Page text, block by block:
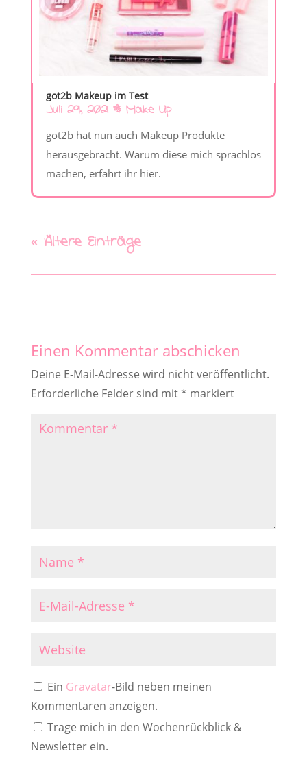
got2b Makeup im Test
Juli 29, 2021| Make Up
got2b hat nun auch Makeup Produkte
herausgebracht. Warum diese mich sprachlos
machen, erfahrt ihr hier.
« Ältere Einträge
Einen Kommentar abschicken
Deine E-Mail-Adresse wird nicht veröffentlicht.
Erforderliche Felder sind mit* markiert
Ein Gravatar-Bild neben meinen
Kommentaren anzeigen.
Trage mich in den Wochenrückblick &
Newsletter ein.